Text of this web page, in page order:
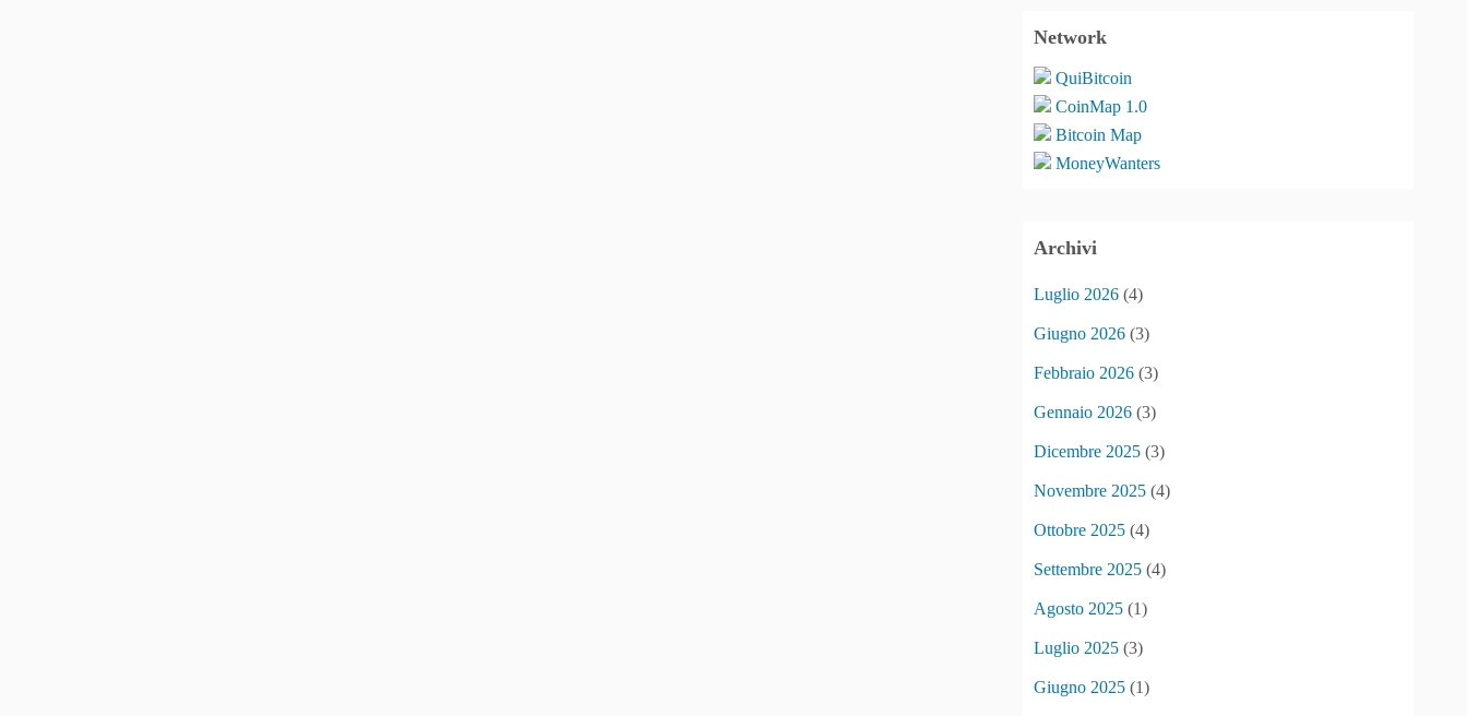
Network
QuiBitcoin
CoinMap 1.0
Bitcoin Map
MoneyWanters
Archivi
Luglio 2026 (4)
Giugno 2026 (3)
Febbraio 2026 (3)
Gennaio 2026 (3)
Dicembre 2025 (3)
Novembre 2025 (4)
Ottobre 2025 (4)
Settembre 2025 (4)
Agosto 2025 (1)
Luglio 2025 (3)
Giugno 2025 (1)